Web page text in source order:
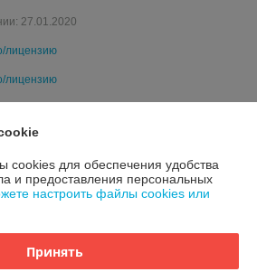
27.01.2020
лицензию
лицензию
для обеспечения удобства
и предоставления персональных
настроить файлы cookies или
Принять